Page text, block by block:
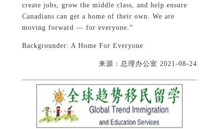
create jobs, grow the middle class, and help ensure
Canadians can get a home of their own. We are
moving forward — for everyone.”
Backgrounder: A Home For Everyone
来源：总理办公室 2021-08-24